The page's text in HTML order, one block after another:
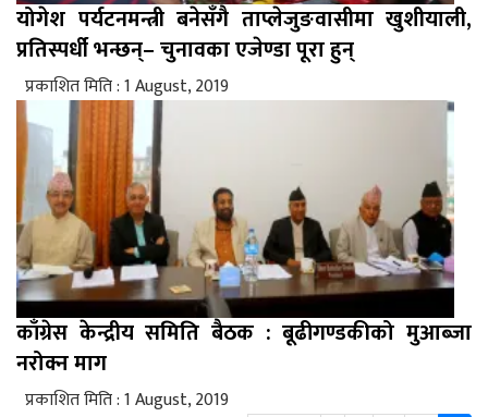
योगेश पर्यटनमन्त्री बनेसँगै ताप्लेजुङवासीमा खुशीयाली,
प्रतिस्पर्धी भन्छन्– चुनावका एजेण्डा पूरा हुन्
प्रकाशित मिति : 1 August, 2019
काँग्रेस केन्द्रीय समिति बैठक : बूढीगण्डकीको मुआब्जा
नरोक्न माग
प्रकाशित मिति : 1 August, 2019